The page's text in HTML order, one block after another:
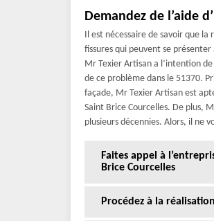
Demandez de l’aide
Il est nécessaire de savoir que
fissures qui peuvent se
Mr Texier Artisan a l’intention
de ce problème dans le 51370.
façade, Mr Texier Artisan est
Saint Brice Courcelles. De plus,
plusieurs décennies. Alors, il ne
Faites appel à
Brice Courcelles
Procédez à la